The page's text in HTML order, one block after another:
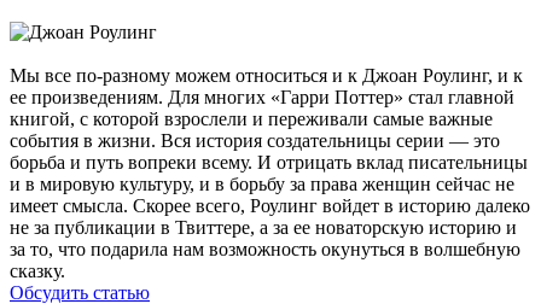
Мы все по-разному можем относиться и к Джоан Роулинг, и к
ее произведениям. Для многих «Гарри Поттер» стал главной
книгой, с которой взрослели и переживали самые важные
события в жизни. Вся история создательницы серии — это
борьба и путь вопреки всему. И отрицать вклад писательницы
и в мировую культуру, и в борьбу за права женщин сейчас не
имеет смысла. Скорее всего, Роулинг войдет в историю далеко
не за публикации в Твиттере, а за ее новаторскую историю и
за то, что подарила нам возможность окунуться в волшебную
сказку.
Обсудить статью